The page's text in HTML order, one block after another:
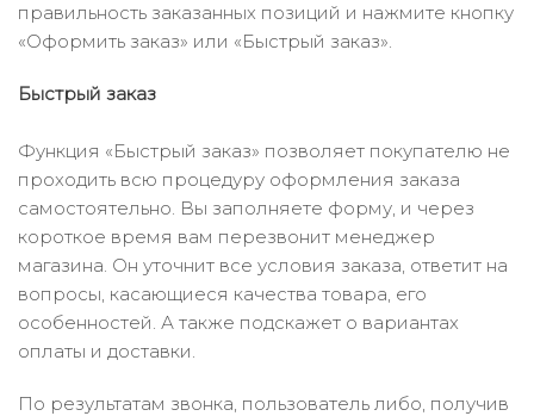
правильность заказанных позиций и нажмите кнопку
«Оформить заказ» или «Быстрый заказ».
Быстрый заказ
Функция «Быстрый заказ» позволяет покупателю не
проходить всю процедуру оформления заказа
самостоятельно. Вы заполняете форму, и через
короткое время вам перезвонит менеджер
магазина. Он уточнит все условия заказа, ответит на
вопросы, касающиеся качества товара, его
особенностей. А также подскажет о вариантах
оплаты и доставки.
По результатам звонка, пользователь либо, получив